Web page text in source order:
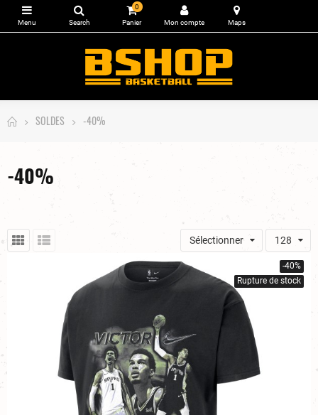
0
SOLDES -40%
-40%
Sélectionner 128
-40%
Rupture de stock